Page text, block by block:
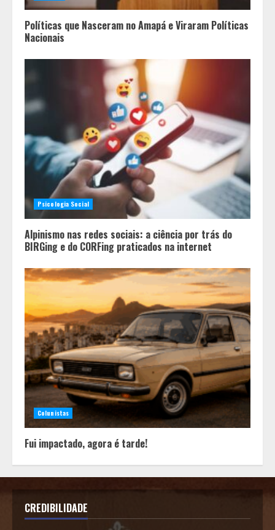
Políticas que Nasceram no Amapá e Viraram Políticas
Nacionais
Psicologia Social
Alpinismo nas redes sociais: a ciência por trás do
BIRGing e do CORFing praticados na internet
Colunistas
Fui impactado, agora é tarde!
CREDIBILIDADE